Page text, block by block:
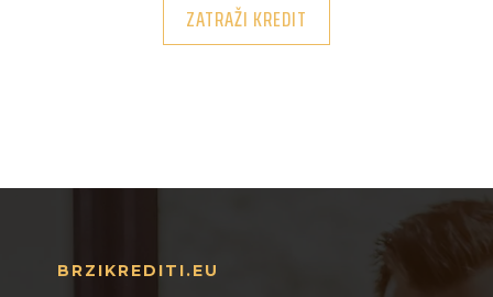
ZATRAŽI KREDIT
BRZIKREDITI.EU